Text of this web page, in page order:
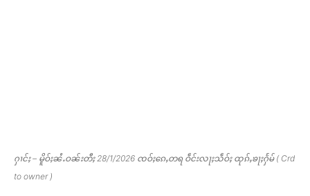
ႁၢင်ႈ – မိူဝ်ႈၼႆႉဝၼ်းတီႈ 28/1/2026 ၸဝ်ႈၵေႇတရ ဝဵင်းလႃႈသဵဝ်ႈ ထုၵ်ႇၶႃႈႁႅမ် ( Crd
to owner )